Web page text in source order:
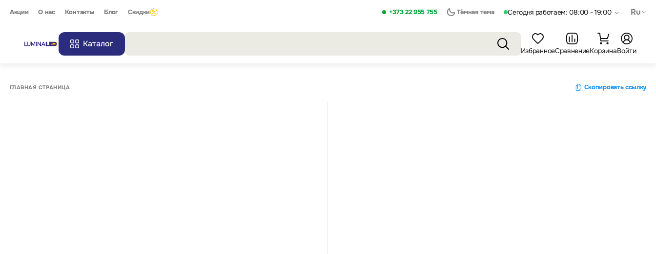
Акции О нас Контакты Блог Скидки +373 22 955 755 Тёмная тема Сегодня работаем: 08:00 - 19:00 Ru
Каталог
ИзбранноеСравнениеКорзинаВойти
ГЛАВНАЯ СТРАНИЦА Скопировать ссылку